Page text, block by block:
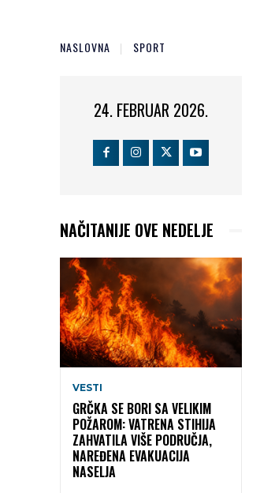
NASLOVNA SPORT
24. FEBRUAR 2026.
NAČITANIJE OVE NEDELJE
VESTI
GRČKA SE BORI SA VELIKIM
POŽAROM: VATRENA STIHIJA
ZAHVATILA VIŠE PODRUČJA,
NAREĐENA EVAKUACIJA
NASELJA